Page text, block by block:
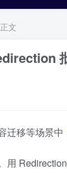
正文
迁移等场景中